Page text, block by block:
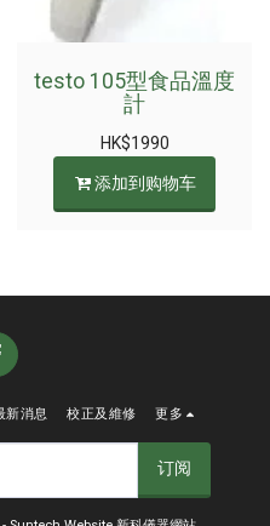
testo 105型食品溫度
計
HK$1990
添加到购物车
新消息 校正及維修 更多
订阅